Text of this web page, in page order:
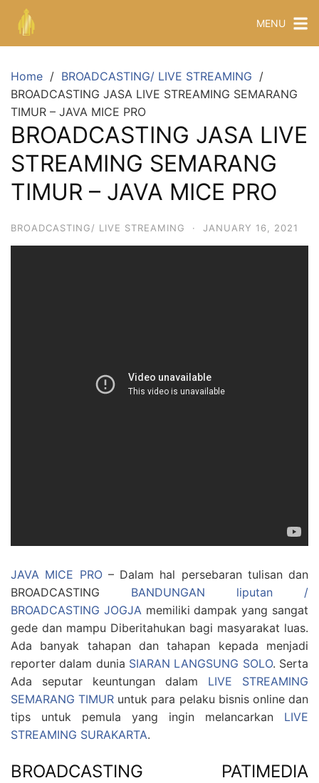
MENU
Home
BROADCASTING/ LIVE STREAMING
BROADCASTING JASA LIVE STREAMING SEMARANG
TIMUR – JAVA MICE PRO
BROADCASTING JASA LIVE
STREAMING SEMARANG
TIMUR – JAVA MICE PRO
BROADCASTING/ LIVE STREAMING · JANUARY 16, 2021
JAVA MICE PRO– Dalam hal persebaran tulisan dan
BROADCASTING BANDUNGAN liputan /
BROADCASTING JOGJAmemiliki dampak yang sangat
gede dan mampu Diberitahukan bagi masyarakat luas.
Ada banyak tahapan dan tahapan kepada menjadi
reporter dalam dunia SIARAN LANGSUNG SOLO. Serta
Ada seputar keuntungan dalam LIVE STREAMING
SEMARANG TIMUR untuk para pelaku bisnis online dan
tips untuk pemula yang ingin melancarkan LIVE
STREAMING SURAKARTA.
BROADCASTING PATIMEDIA